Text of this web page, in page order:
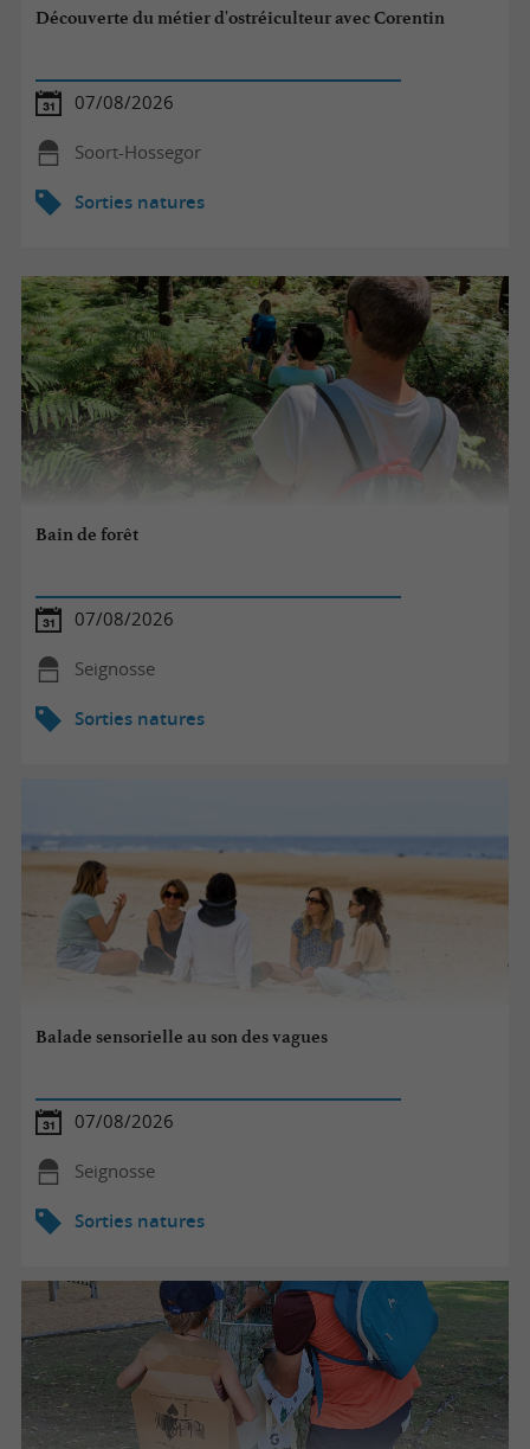
Découverte du métier d'ostréiculteur avec Corentin
07/08/2026
Soort-Hossegor
Sorties natures
Bain de forêt
07/08/2026
Seignosse
Sorties natures
Balade sensorielle au son des vagues
07/08/2026
Seignosse
Sorties natures